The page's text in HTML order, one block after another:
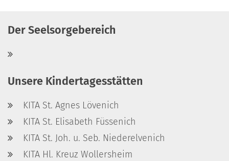
Der Seelsorgebereich
Unsere Kindertagesstätten
KITA St. Agnes Lövenich
KITA St. Elisabeth Füssenich
KITA St. Joh. u. Seb. Niederelvenich
KITA Hl. Kreuz Wollersheim